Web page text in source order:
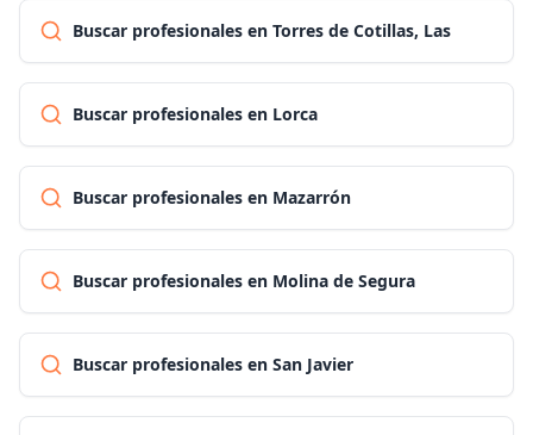
Buscar profesionales en Torres de Cotillas, Las
Buscar profesionales en Lorca
Buscar profesionales en Mazarrón
Buscar profesionales en Molina de Segura
Buscar profesionales en San Javier